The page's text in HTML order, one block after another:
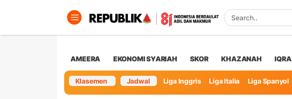
AMEERA EKONOMI SYARIAH SKOR KHAZANAH IQRA
Klasemen Jadwal Liga Inggris Liga Italia Liga Spanyol